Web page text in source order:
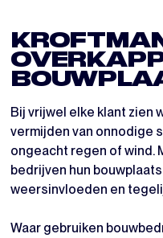
KROFTMAN
Bij vrijwel elke klant zien
vermijden van onnodige
ongeacht regen of wind.
bedrijven hun
weersinvloeden en
Waar gebruiken